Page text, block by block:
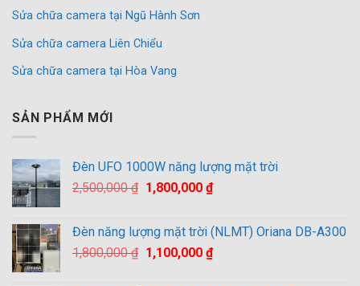
Sửa chữa camera tại Ngũ Hành Sơn
Sửa chữa camera Liên Chiểu
Sửa chữa camera tại Hòa Vang
SẢN PHẨM MỚI
Đèn UFO 1000W năng lượng mặt trời
2,500,000₫ Giá
2,500,000 ₫.
1,800,000 ₫Giá
là:
1,800,000 ₫.
Đèn năng lượng mặt trời (NLMT) Oriana DB-A300
1,800,000₫ Giá
1,100,000 ₫Giá